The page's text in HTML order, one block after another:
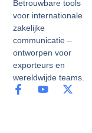
Betrouwbare tools
voor internationale
zakelijke
communicatie –
ontworpen voor
exporteurs en
wereldwijde teams.